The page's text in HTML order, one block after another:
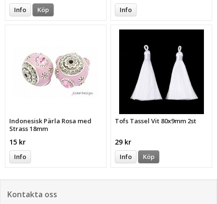
Info Köp Info
Indonesisk Pärla Rosa med
Strass 18mm
15 kr
Info
Tofs Tassel Vit 80x9mm 2st
29 kr
Info Köp
Kontakta oss